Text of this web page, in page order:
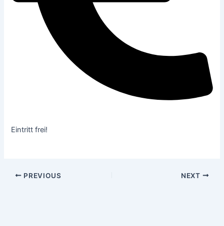
Eintritt frei!
PREVIOUS NEXT